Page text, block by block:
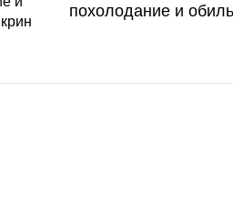
похолодание и